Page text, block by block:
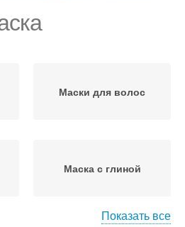
Маски для волос
Маска с глиной
Показать все